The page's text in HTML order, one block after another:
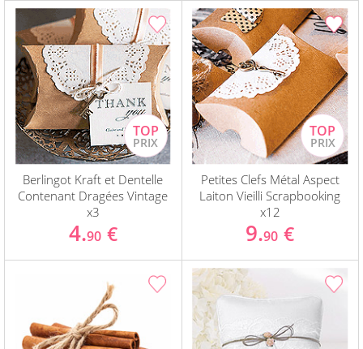
Berlingot Kraft et Dentelle
Contenant Dragées Vintage
x3
4.90 €
Petites Clefs Métal Aspect
Laiton Vieilli Scrapbooking
x12
9.90 €